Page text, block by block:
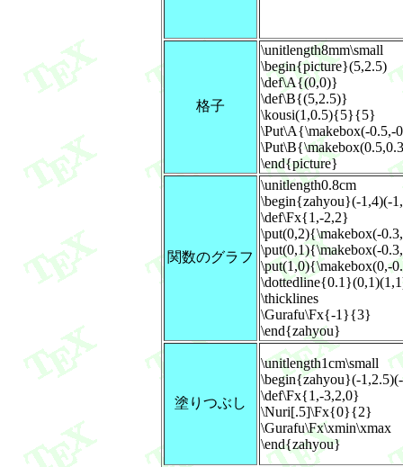
格子
\unitlength8mm\small
\begin{picture}(5,2.5)
\def\A{(0,0)}
\def\B{(5,2.5)}
\kousi(1,0.5){5}{5}
\Put\A{\makebox(-
\end{picture}
関数のグラフ
\unitlength0.8cm
\begin{zahyou}(-1,4)(-
\def\Fx{1,-2,2}
\put(0,2){\makebox(-
\put(0,1){\makebox(-
\put(1,0){\makebox(0,-
\thicklines
\Gurafu\Fx{-1}{3}
\end{zahyou}
塗りつぶし
\unitlength1cm\small
\begin{zahyou}(-
\def\Fx{1,-3,2,0}
\Nuri[.5]\Fx{0}{2}
\Gurafu\Fx\xmin\xmax
\end{zahyou}